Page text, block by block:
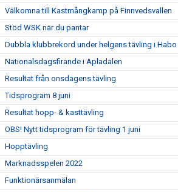
Välkomna till Kastmångkamp på Finnvedsvallen
Stöd WSK när du pantar
Dubbla klubbrekord under helgens tävling i Habo
Nationalsdagsfirande i Apladalen
Resultat från onsdagens tävling
Tidsprogram 8 juni
Resultat hopp- & kasttävling
OBS! Nytt tidsprogram för tävling 1 juni
Hopptävling
Marknadsspelen 2022
Funktionärsanmälan